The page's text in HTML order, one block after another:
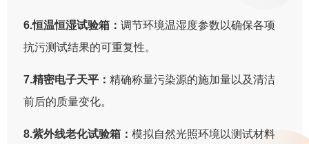
6.恒温恒湿试验箱：调节环境温湿度参数以确保各项
抗污测试结果的可重复性。
7.精密电子天平：精确称量污染源的施加量以及清洁
前后的质量变化。
8.紫外线老化试验箱：模拟自然光照环境以测试材料